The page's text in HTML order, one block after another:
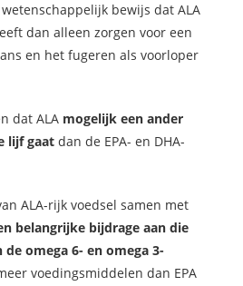
bewijs dat ALA
dan alleen zorgen voor een
en het fugeren als voorloper
dat ALA mogelijk een ander
lijf gaat dan de EPA- en DHA-
ALA-rijk voedsel samen met
belangrijke bijdrage aan die
omega 6- en omega 3-
voedingsmiddelen dan EPA